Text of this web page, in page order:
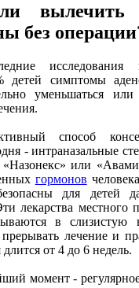
вылечить
без
исследования
детей симптомы
уменьшаться
способ
- интраназальные
«Назонекс» или
гормонов
для детей
лекарства местного
в
лечение и
от 4 до 6 недель.
момент -